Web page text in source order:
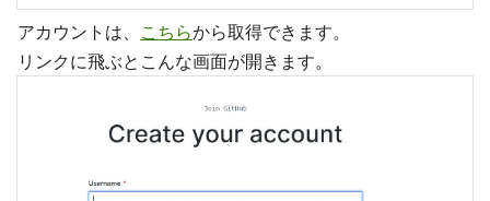
アカウントは、 こちらから取得できます。
リンクに飛ぶとこんな画面が開きます。